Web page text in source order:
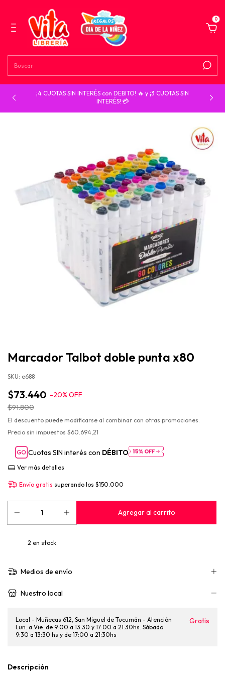
0
¡4 CUOTAS SIN INTERÉS con DEBITO! 🔥 y ¡3 CUOTAS SIN
INTERÉS! 💳
Marcador Talbot doble punta x80
SKU: e688
$73.440 -20% OFF
$91.800
El descuento puede modificarse al combinar con otras promociones.
Precio sin impuestos $60.694,21
Cuotas SIN interés con DÉBITO
Ver más detalles
Envío gratis superando los $150.000
2 en stock
Medios de envío
Nuestro local
Local - Muñecas 612, San Miguel de Tucumán - Atención
Lun. a Vie. de 9:00 a 13:30 y 17:00 a 21:30hs. Sábado
9:30 a 13:30 hs y de 17:00 a 21:30hs
Gratis
Descripción